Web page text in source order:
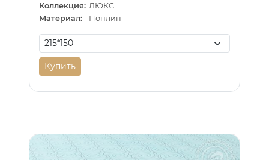
Коллекция: ЛЮКС
Материал:
Поплин
Купить